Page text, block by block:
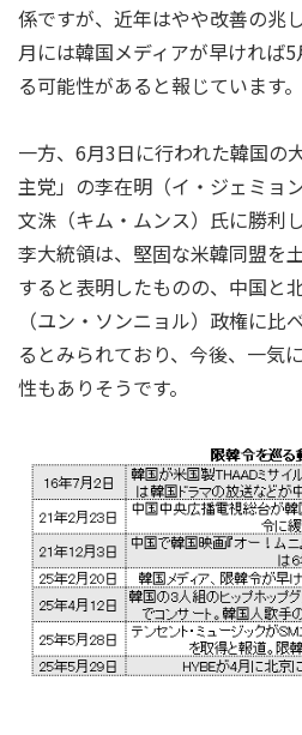
係ですが、近年はやや改善の兆
月には韓国メディアが早ければ
る可能性があると報じています。
一方、6月3日に行われた韓国の
主党」の李在明（イ・ジェミョ
文洙（キム・ムンス）氏に勝利
李大統領は、堅固な米韓同盟を
すると表明したものの、中国と
（ユン・ソンニョル）政権に比
るとみられており、今後、一気
性もありそうです。